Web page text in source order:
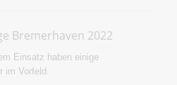
Bremerhaven 2022
Einsatz haben einige
im Vorfeld.